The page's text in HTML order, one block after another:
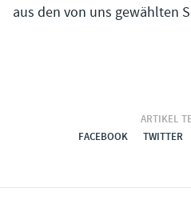
aus den von uns gewählten
ARTIKEL
FACEBOOK
TWITTER